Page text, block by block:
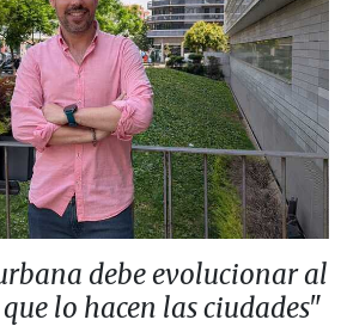
debe evolucionar al
lo hacen las ciudades"